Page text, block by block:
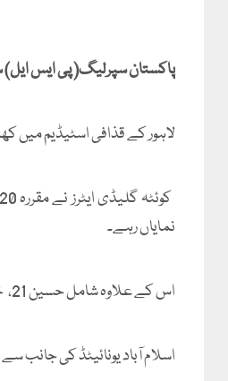
پاکستان سپرلیگ( پی ایس ایل) سیزن 11 میں کوئٹہ گلیڈی ایٹرز نے اسلام آباد یونائیٹڈ کو جیت کیلئے
لاہور کے قذافی اسٹیڈیم میں
نمایاں رہے۔
اس کے علاوہ شامل حسین 21، خواجہ نافع 18 اور ٹام کرن نے 29 رنز اسکور کیے۔
اسلام آباد یونائیٹڈ کی جانب سے شاداب